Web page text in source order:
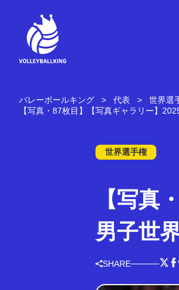
バレーボールキング 代表 世界選
【写真・87枚目】【写真ギャラリー】
世界選手権
【写真
男子世
SHARE